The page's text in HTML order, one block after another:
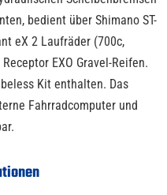
bedient über Shimano ST-
eX 2 Laufräder (700c,
EXO Gravel-Reifen.
Kit enthalten. Das
Fahrradcomputer und